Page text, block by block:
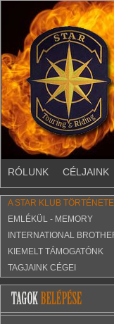
RÓLUNK CÉLJAINK
A STAR KLUB TÖRTÉNETE
EMLÉKÜL - MEMORY
INTERNATIONAL
KIEMELT TÁMOGATÓNK
TAGJAINK CÉGEI